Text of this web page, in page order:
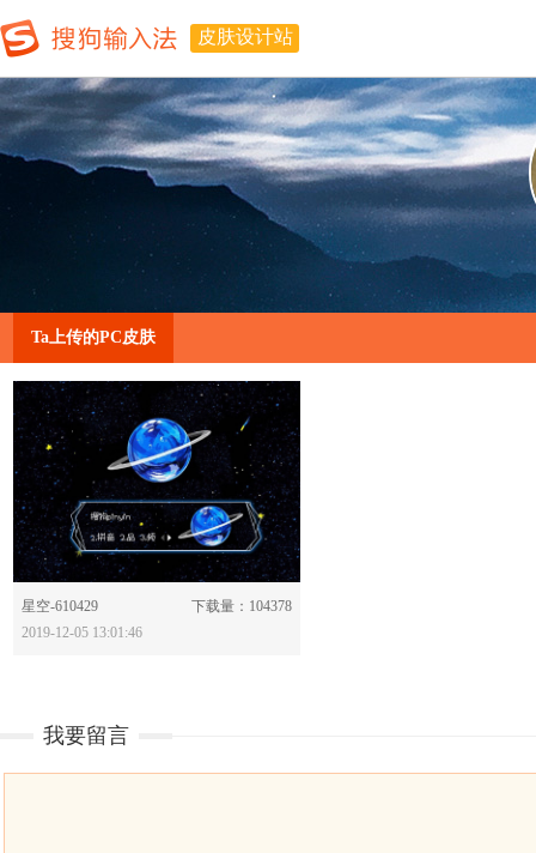
皮肤设计站
Ta上传的PC皮肤
星空-610429
下载量：104378
2019-12-05 13:01:46
我要留言